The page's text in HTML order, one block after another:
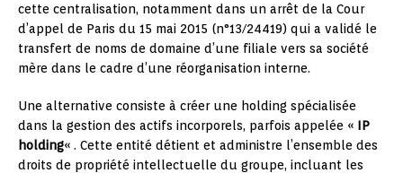
cette centralisation, notamment dans un arrêt de la Cour
d’appel de Paris du 15 mai 2015 (n°13/24419) qui a validé le
transfert de noms de domaine d’une filiale vers sa société
mère dans le cadre d’une réorganisation interne.
Une alternative consiste à créer une holding spécialisée
dans la gestion des actifs incorporels, parfois appelée « IP
holding« . Cette entité détient et administre l’ensemble des
droits de propriété intellectuelle du groupe, incluant les